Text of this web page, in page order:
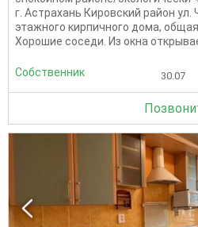
г. Астрахань Кировский район ул.
этажного кирпичного дома,
Хорошие соседи. Из окна
Собственник 30.07